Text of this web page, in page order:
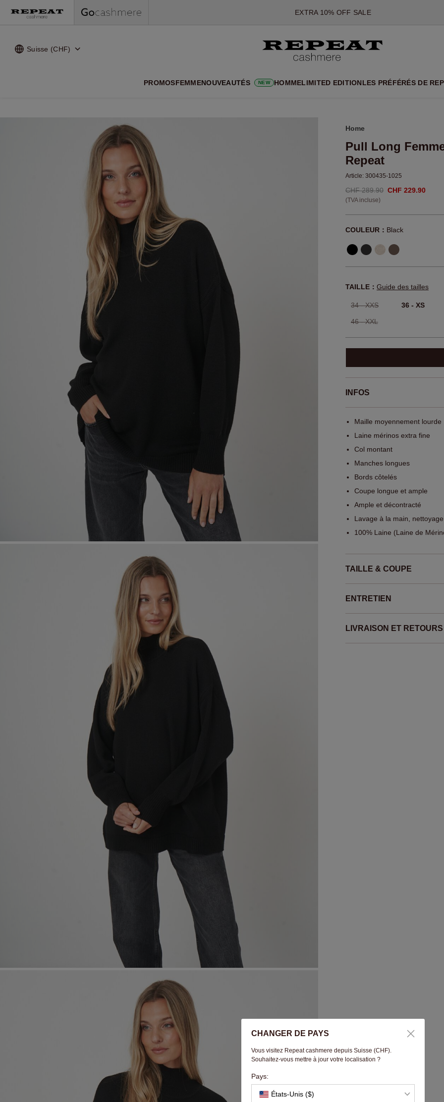
*CETTE OFFRE EST VALABLE JUSQU'AU 12 AOÛT 2026
*NON VALABLE SUR LIMITED EDITION
*EXCEPTIONS PEUVENT S'APPLIQUER
NOUVEAUTÉS EN CACHEMIRE
EXTRA 10% OFF SALE
Suisse (CHF)
PROMOSFEMMENOUVEAUTÉS NEW HOMMELIMITED EDITIONLES PRÉFÉRÉS DE
Home
Pull Long
Repeat
Article: 300435-1025
CHF 289.90 CHF 229.90
(TVA incluse)
COULEUR： Black
TAILLE： Guide des tailles
34 - XXS 36 - XS
46 - XXL
INFOS
Maille moyennement lourde
Laine mérinos extra fine
Col montant
Manches longues
Bords côtelés
Coupe longue et ample
Ample et décontracté
Lavage à la main,
100% Laine (Laine de
TAILLE & COUPE
ENTRETIEN
LIVRAISON ET RETOURS
CHANGER DE PAYS
Vous visitez Repeat cashmere depuis Suisse (CHF).
Souhaitez-vous mettre à jour votre localisation ?
Pays:
États-Unis ($)